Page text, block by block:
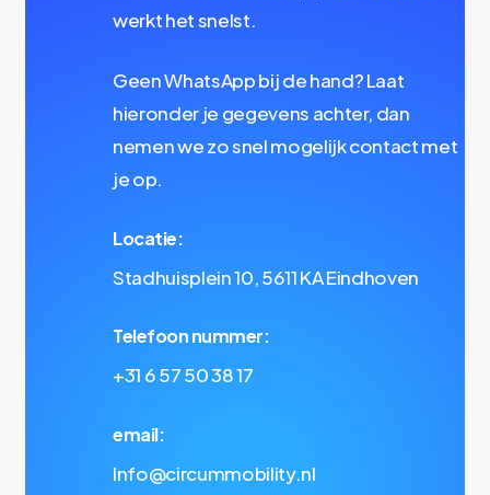
werkt het snelst.
Geen WhatsApp bij de hand? Laat
hieronder je gegevens achter, dan
nemen we zo snel mogelijk contact met
je op.
Locatie:
Stadhuisplein 10, 5611 KA Eindhoven
Telefoon nummer:
+31 6 57 50 38 17
email:
Info@circummobility.nl